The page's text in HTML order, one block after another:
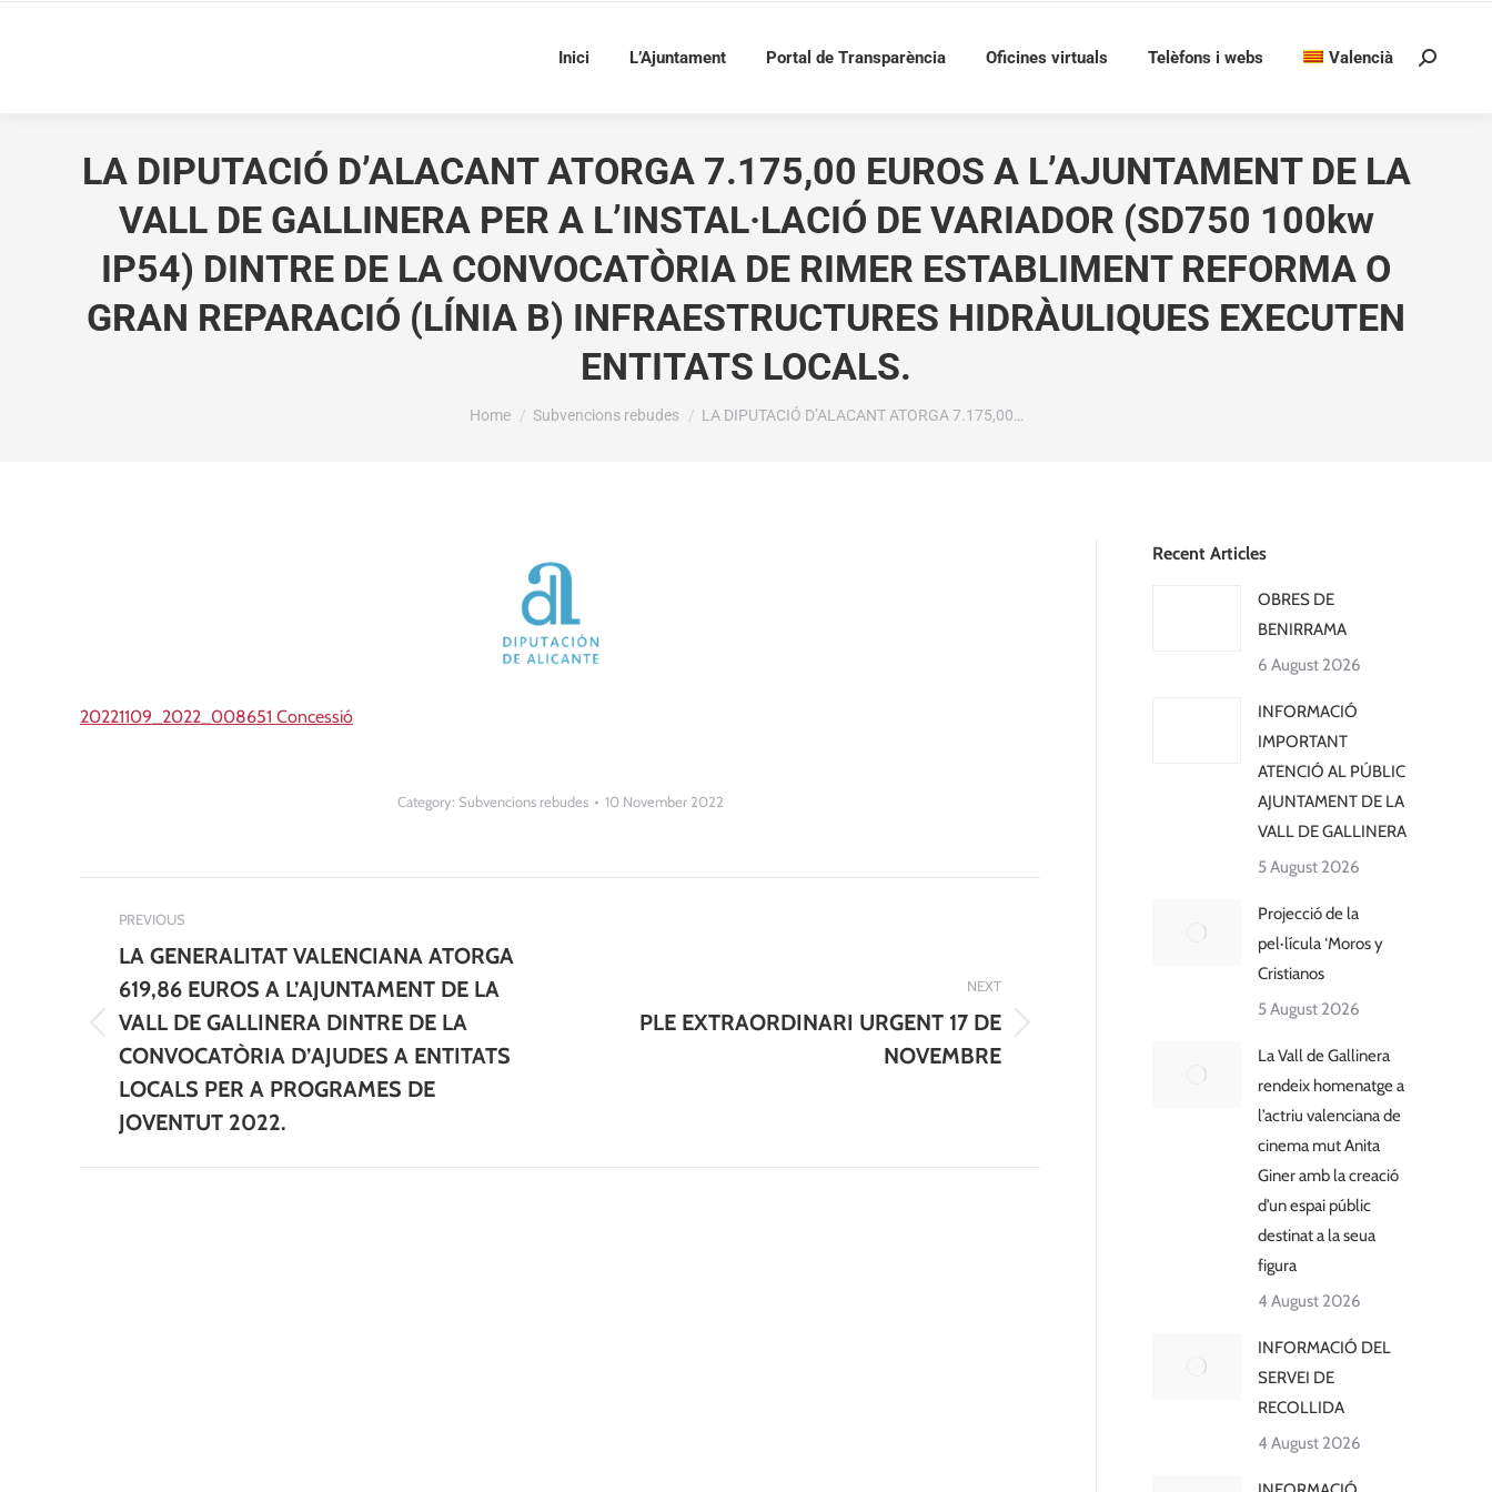
Inici L’Ajuntament Portal de Transparència Oficines virtuals Telèfons i webs Valencià Search:
LA DIPUTACIÓ D’ALACANT ATORGA 7.175,00 EUROS A L’AJUNTAMENT DE LA
VALL DE GALLINERA PER A L’INSTAL·LACIÓ DE VARIADOR (SD750 100kw
IP54) DINTRE DE LA CONVOCATÒRIA DE RIMER ESTABLIMENT REFORMA O
GRAN REPARACIÓ (LÍNIA B) INFRAESTRUCTURES HIDRÀULIQUES EXECUTEN
ENTITATS LOCALS.
You are here:
Home Subvencions rebudes LA DIPUTACIÓ D’ALACANT ATORGA 7.175,00…
20221109_2022_008651 Concessió
Category: Subvencions rebudes 10 November 2022
navigation
PREVIOUS
Previous
post:
LA GENERALITAT VALENCIANA ATORGA
619,86 EUROS A L’AJUNTAMENT DE LA
VALL DE GALLINERA DINTRE DE LA
CONVOCATÒRIA D’AJUDES A ENTITATS
LOCALS PER A PROGRAMES DE
JOVENTUT 2022.
NEXT
PLE EXTRAORDINARI URGENT 17 DE
NOVEMBRE
Recent Articles
OBRES DE
BENIRRAMA
6 August 2026
INFORMACIÓ
IMPORTANT
ATENCIÓ AL PÚBLIC
AJUNTAMENT DE LA
VALL DE GALLINERA
5 August 2026
Projecció de la
pel·lícula ‘Moros y
Cristianos
5 August 2026
La Vall de Gallinera
rendeix homenatge a
l’actriu valenciana de
cinema mut Anita
Giner amb la creació
d’un espai públic
destinat a la seua
figura
4 August 2026
INFORMACIÓ DEL
SERVEI DE
RECOLLIDA
4 August 2026